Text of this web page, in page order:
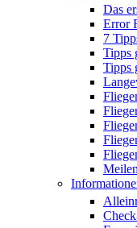
Das
Error
7
Tipps
Tipps